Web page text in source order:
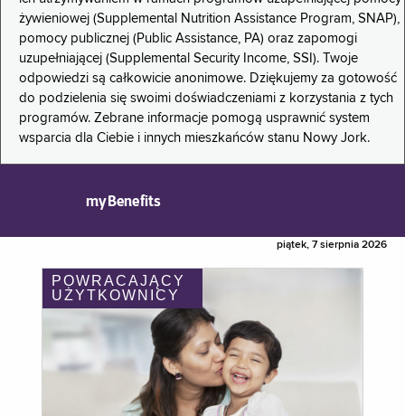
żywieniowej (Supplemental Nutrition Assistance Program, SNAP),
pomocy publicznej (Public Assistance, PA) oraz zapomogi
uzupełniającej (Supplemental Security Income, SSI). Twoje
odpowiedzi są całkowicie anonimowe. Dziękujemy za gotowość
do podzielenia się swoimi doświadczeniami z korzystania z tych
programów. Zebrane informacje pomogą usprawnić system
wsparcia dla Ciebie i innych mieszkańców stanu Nowy Jork.
myBenefits
piątek, 7 sierpnia 2026
POWRACAJĄCY
UŻYTKOWNICY